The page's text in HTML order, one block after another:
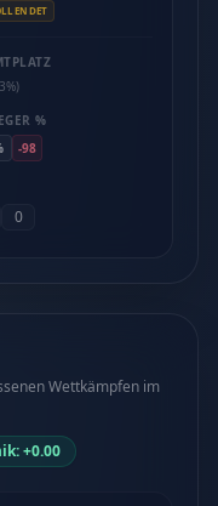
%
-98
0
Wettkämpfen im
+0.00